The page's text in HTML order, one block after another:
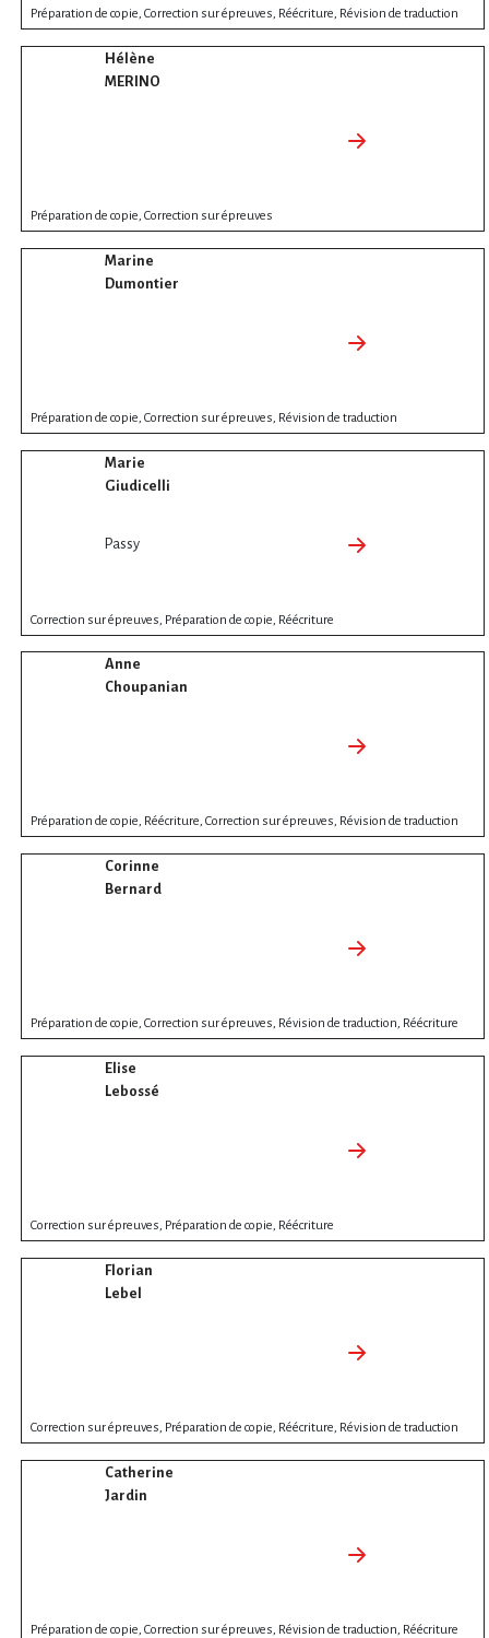
Préparation de copie, Correction sur épreuves, Réécriture, Révision de traduction
Hélène
MERINO
Préparation de copie, Correction sur épreuves
Marine
Dumontier
Préparation de copie, Correction sur épreuves, Révision de traduction
Marie
Giudicelli
Passy
Correction sur épreuves, Préparation de copie, Réécriture
Anne
Choupanian
Préparation de copie, Réécriture, Correction sur épreuves, Révision de traduction
Corinne
Bernard
Préparation de copie, Correction sur épreuves, Révision de traduction, Réécriture
Elise
Lebossé
Correction sur épreuves, Préparation de copie, Réécriture
Florian
Lebel
Correction sur épreuves, Préparation de copie, Réécriture, Révision de traduction
Catherine
Jardin
Préparation de copie, Correction sur épreuves, Révision de traduction, Réécriture